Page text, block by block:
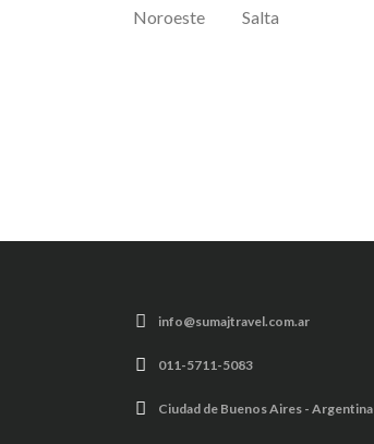
Noroeste Salta
info@sumajtravel.com.ar
011-5711-5083
Ciudad de Buenos Aires - Argentina